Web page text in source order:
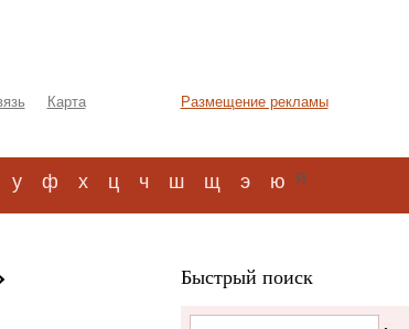
Карта
Размещение рекламы
у ф х ц ч ш щ э ю я
Быстрый поиск